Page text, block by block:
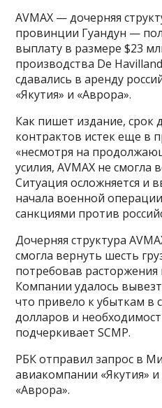
AVMAX — дочерняя
провинции Гуандун —
выплату в размере $23
производства De
сдавались в аренду
«Якутия» и «Аврора».
Как пишет издание, срок
контрактов истек еще в
«несмотря на
усилия, AVMAX не смогла
Ситуация осложняется и
начала военной
санкциями против
Дочерняя структура
смогла вернуть шесть
потребовав расторжения
Компании удалось
что привело к убыткам в
долларов и
подчеркивает SCMP.
РБК отправил запрос в
авиакомпании «Якутия»
«Аврора».